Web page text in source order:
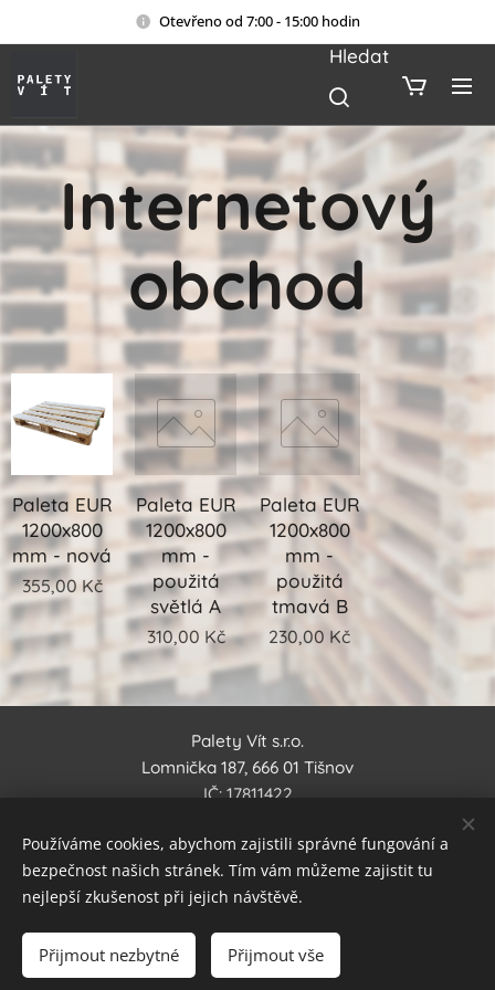
Otevřeno od 7:00 - 15:00 hodin
Hledat
Internetový
obchod
Paleta EUR
1200x800
mm - nová
355,00 Kč
Paleta EUR
1200x800
mm -
použitá
světlá A
310,00 Kč
Paleta EUR
1200x800
mm -
použitá
tmavá B
230,00 Kč
Palety Vít s.r.o.
Lomnička 187, 666 01 Tišnov
IČ: 17811422
Tel.: +420 730 154 501
e-mail: info@paletyvit.cz
Palety Vít s.r.o.
Všechna práva vyhrazena 2023
Používáme cookies, abychom zajistili správné fungování a
bezpečnost našich stránek. Tím vám můžeme zajistit tu
nejlepší zkušenost při jejich návštěvě.
Přijmout nezbytné Přijmout vše